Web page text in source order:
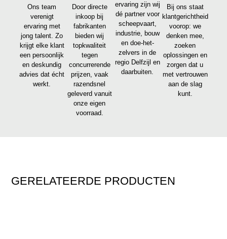
Ons team
verenigt
ervaring met
jong talent. Zo
krijgt elke klant
een persoonlijk
en deskundig
advies dat écht
werkt.
Door directe
inkoop bij
fabrikanten
bieden wij
topkwaliteit
tegen
concurrerende
prijzen, vaak
razendsnel
geleverd vanuit
onze eigen
voorraad.
ervaring zijn wij
dé partner voor
scheepvaart,
industrie, bouw
en doe-het-
zelvers in de
regio Delfzijl en
daarbuiten.
Bij ons staat
klantgerichtheid
voorop: we
denken mee,
zoeken
oplossingen en
zorgen dat u
met vertrouwen
aan de slag
kunt.
GERELATEERDE PRODUCTEN